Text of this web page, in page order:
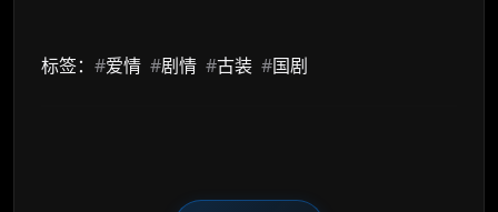
标签： #爱情 #剧情 #古装 #国剧